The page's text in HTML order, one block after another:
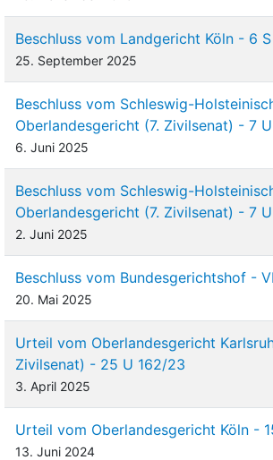
Nichtzulassungsbeschwerde, mit der
der Klage, hilfsweise auf Feststellung
Mietverhältnisses nach
weiterverfolgen.
II.
7
Das Berufungsgericht hat zur
ausgeführt:
8
Das Amtsgericht habe zu Recht
Kündigungsgrund gemäß§ 573 Abs.
vorliege, weil die Klägerin die Räume als
ihre Familienangehörigen benötige. Es
lassen sowie dem Sohn P. einen
Zweitwohnsitz zur Verfügung zu stellen.
9
Das Berufungsgericht sei
Beweiswürdigung des Amtsgerichts
konkreten Anhaltspunkte für die
Beschluss vom Landgericht Köln - 6 S
25. September 2025
Beschluss vom Schleswig-
Oberlandesgericht (7. Zivilsenat) - 7
6. Juni 2025
Beschluss vom Schleswig-
Oberlandesgericht (7. Zivilsenat) - 7
2. Juni 2025
Beschluss vom Bundesgerichtshof -
20. Mai 2025
Urteil vom Oberlandesgericht
Zivilsenat) - 25 U 162/23
3. April 2025
Urteil vom Oberlandesgericht Köln -
13. Juni 2024